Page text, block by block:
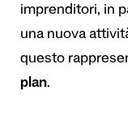
imprenditori, in
una nuova
questo
plan.